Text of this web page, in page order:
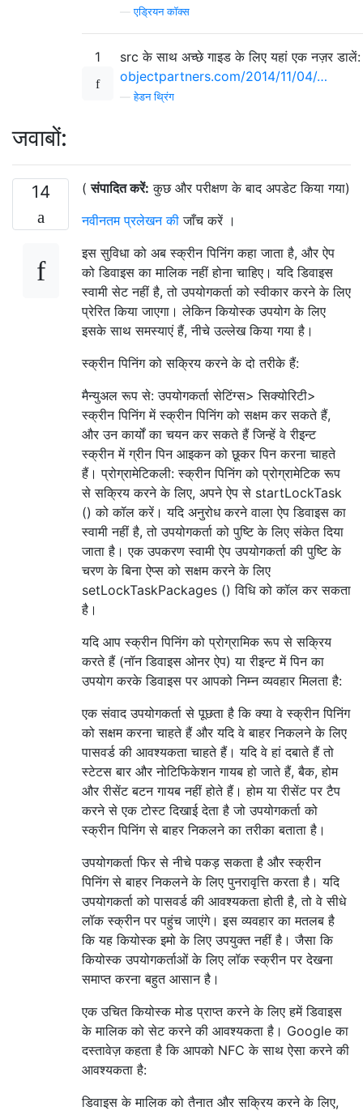
—एड्रियन कॉक्स
1
src के साथ अच्छे गाइड के लिए यहां एक नज़र डालें:
objectpartners.com/2014/11/04/…
—हेडन थ्रिंग
जवाबों:
14 (संपादित करें: कुछ और परीक्षण के बाद अपडेट किया गया)
नवीनतम प्रलेखन की जाँच करें ।
इस सुविधा को अब स्क्रीन पिनिंग कहा जाता है, और ऐप
को डिवाइस का मालिक नहीं होना चाहिए। यदि डिवाइस
स्वामी सेट नहीं है, तो उपयोगकर्ता को स्वीकार करने के लिए
प्रेरित किया जाएगा। लेकिन कियोस्क उपयोग के लिए
इसके साथ समस्याएं हैं, नीचे उल्लेख किया गया है।
स्क्रीन पिनिंग को सक्रिय करने के दो तरीके हैं:
मैन्युअल रूप से: उपयोगकर्ता सेटिंग्स> सिक्योरिटी>
स्क्रीन पिनिंग में स्क्रीन पिनिंग को सक्षम कर सकते हैं,
और उन कार्यों का चयन कर सकते हैं जिन्हें वे रीइन्ट
स्क्रीन में ग्रीन पिन आइकन को छूकर पिन करना चाहते
हैं। प्रोग्रामेटिकली: स्क्रीन पिनिंग को प्रोग्रामेटिक रूप
से सक्रिय करने के लिए, अपने ऐप से startLockTask
() को कॉल करें। यदि अनुरोध करने वाला ऐप डिवाइस का
स्वामी नहीं है, तो उपयोगकर्ता को पुष्टि के लिए संकेत दिया
जाता है। एक उपकरण स्वामी ऐप उपयोगकर्ता की पुष्टि के
चरण के बिना ऐप्स को सक्षम करने के लिए
setLockTaskPackages () विधि को कॉल कर सकता
है।
यदि आप स्क्रीन पिनिंग को प्रोग्रामिक रूप से सक्रिय
करते हैं (नॉन डिवाइस ओनर ऐप) या रीइन्ट में पिन का
उपयोग करके डिवाइस पर आपको निम्न व्यवहार मिलता है:
एक संवाद उपयोगकर्ता से पूछता है कि क्या वे स्क्रीन पिनिंग
को सक्षम करना चाहते हैं और यदि वे बाहर निकलने के लिए
पासवर्ड की आवश्यकता चाहते हैं। यदि वे हां दबाते हैं तो
स्टेटस बार और नोटिफिकेशन गायब हो जाते हैं, बैक, होम
और रीसेंट बटन गायब नहीं होते हैं। होम या रीसेंट पर टैप
करने से एक टोस्ट दिखाई देता है जो उपयोगकर्ता को
स्क्रीन पिनिंग से बाहर निकलने का तरीका बताता है।
उपयोगकर्ता फिर से नीचे पकड़ सकता है और स्क्रीन
पिनिंग से बाहर निकलने के लिए पुनरावृत्ति करता है। यदि
उपयोगकर्ता को पासवर्ड की आवश्यकता होती है, तो वे सीधे
लॉक स्क्रीन पर पहुंच जाएंगे। इस व्यवहार का मतलब है
कि यह कियोस्क इमो के लिए उपयुक्त नहीं है। जैसा कि
कियोस्क उपयोगकर्ताओं के लिए लॉक स्क्रीन पर देखना
समाप्त करना बहुत आसान है।
एक उचित कियोस्क मोड प्राप्त करने के लिए हमें डिवाइस
के मालिक को सेट करने की आवश्यकता है। Google का
दस्तावेज़ कहता है कि आपको NFC के साथ ऐसा करने की
आवश्यकता है:
डिवाइस के मालिक को तैनात और सक्रिय करने के लिए,